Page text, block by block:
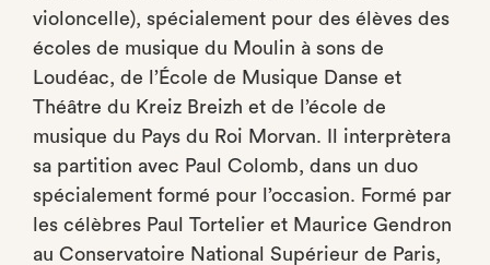
violoncelle), spécialement pour des élèves des
écoles de musique du Moulin à sons de
Loudéac, de l’École de Musique Danse et
Théâtre du Kreiz Breizh et de l’école de
musique du Pays du Roi Morvan. Il interprètera
sa partition avec Paul Colomb, dans un duo
spécialement formé pour l’occasion. Formé par
les célèbres Paul Tortelier et Maurice Gendron
au Conservatoire National Supérieur de Paris,